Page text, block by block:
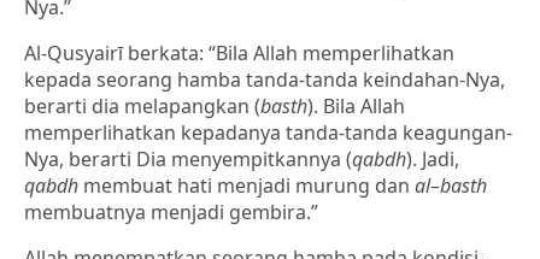
Nya.”
Al-Qusyairī berkata: “Bila Allah memperlihatkan
kepada seorang hamba tanda-tanda keindahan-Nya,
berarti dia melapangkan (basth). Bila Allah
memperlihatkan kepadanya tanda-tanda keagungan-
Nya, berarti Dia menyempitkannya (qabdh). Jadi,
qabdh membuat hati menjadi murung dan al–basth
membuatnya menjadi gembira.”